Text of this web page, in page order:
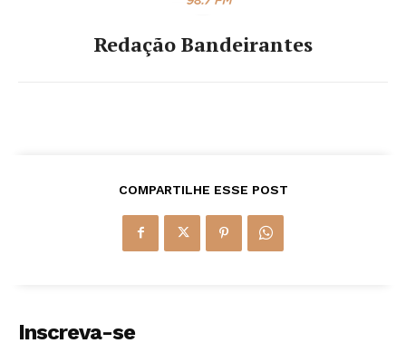
Redação Bandeirantes
COMPARTILHE ESSE POST
Inscreva-se